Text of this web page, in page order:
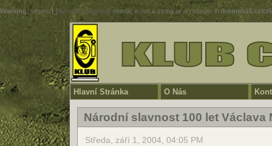
Warning: strpos() [function.strpos]: needle is not a string or an integer in/home/ci5.cz/
Hlavní Stránka O Nás
Národní slavnost 100 let Václava
Středa, září 1, 2004, 04:05 PM